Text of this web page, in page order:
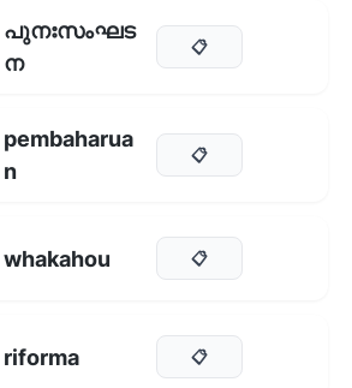
പുനഃസംഘട
ന
📋
pembaharua
n
📋
whakahou 📋
riforma 📋